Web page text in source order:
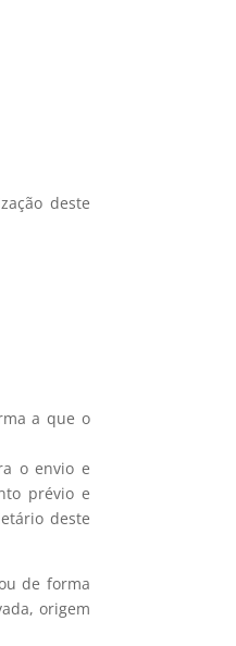
deste
a que o
o envio e
prévio e
deste
de forma
origem